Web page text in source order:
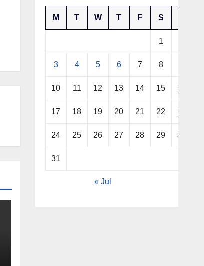
M T W T F S
1
3 4 5 6 7 8
10 11 12 13 14 15 16
17 18 19 20 21 22 23
24 25 26 27 28 29 30
31
« Jul